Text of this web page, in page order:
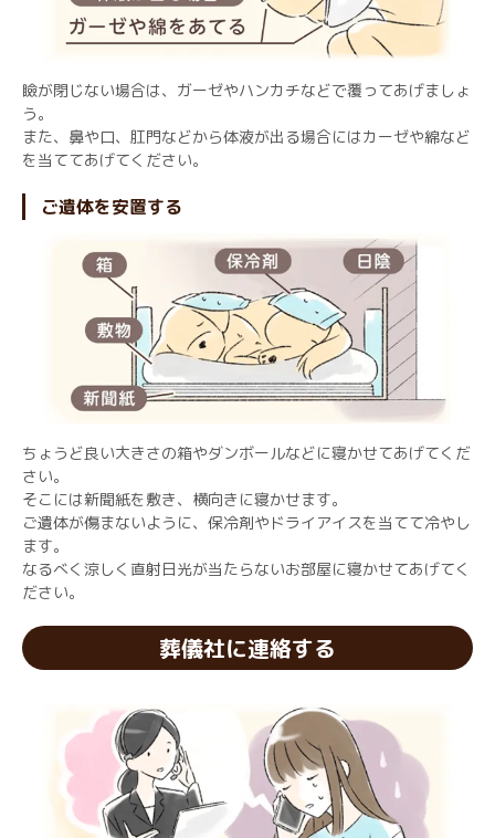
瞼が閉じない場合は、ガーゼやハンカチなどで覆ってあげましょ
う。
また、鼻や口、肛門などから体液が出る場合にはカーゼや綿など
を当ててあげてください。
ご遺体を安置する
ちょうど良い大きさの箱やダンボールなどに寝かせてあげてくだ
さい。
そこには新聞紙を敷き、横向きに寝かせます。
ご遺体が傷まないように、保冷剤やドライアイスを当てて冷やし
ます。
なるべく涼しく直射日光が当たらないお部屋に寝かせてあげてく
ださい。
葬儀社に連絡する